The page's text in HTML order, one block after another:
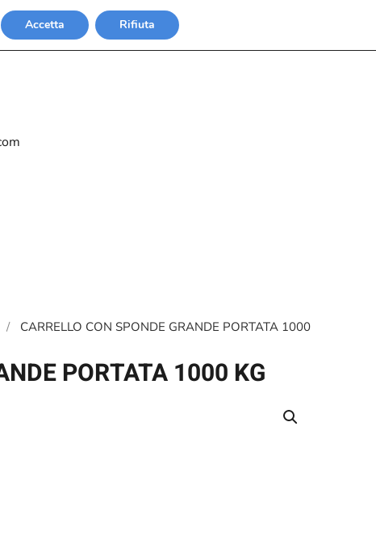
CARRELLO CON SPONDE GRANDE PORTATA 1000
PORTATA 1000 KG
Accetta Rifiuta